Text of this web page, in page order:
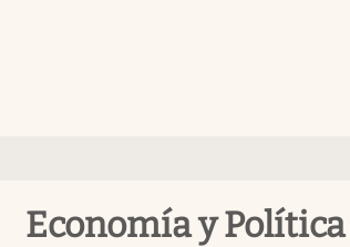
Economía y Política